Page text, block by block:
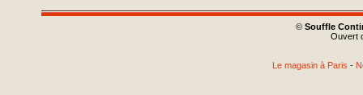
© Souffle
Ouvert
Le magasin à Paris -